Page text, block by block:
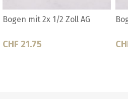
2x 3/4 Zoll AG
CHF 29.50